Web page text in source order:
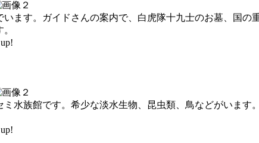
ます。ガイドさんの案内で、白虎隊十九士のお墓、国の
水族館です。希少な淡水生物、昆虫類、鳥などがいます